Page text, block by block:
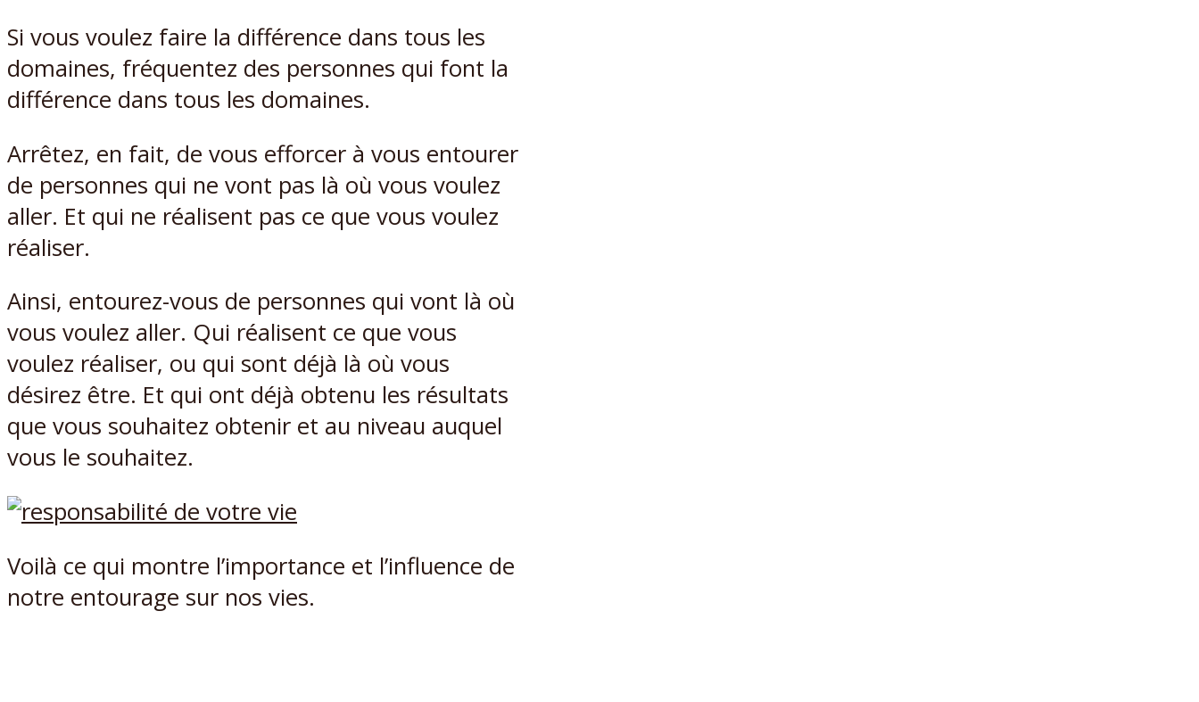
Si vous voulez faire la différence dans tous les
domaines, fréquentez des personnes qui font la
différence dans tous les domaines.
Arrêtez, en fait, de vous efforcer à vous entourer
de personnes qui ne vont pas là où vous voulez
aller. Et qui ne réalisent pas ce que vous voulez
réaliser.
Ainsi, entourez-vous de personnes qui vont là où
vous voulez aller. Qui réalisent ce que vous
voulez réaliser, ou qui sont déjà là où vous
désirez être. Et qui ont déjà obtenu les résultats
que vous souhaitez obtenir et au niveau auquel
vous le souhaitez.
Voilà ce qui montre l’importance et l’influence de
notre entourage sur nos vies.